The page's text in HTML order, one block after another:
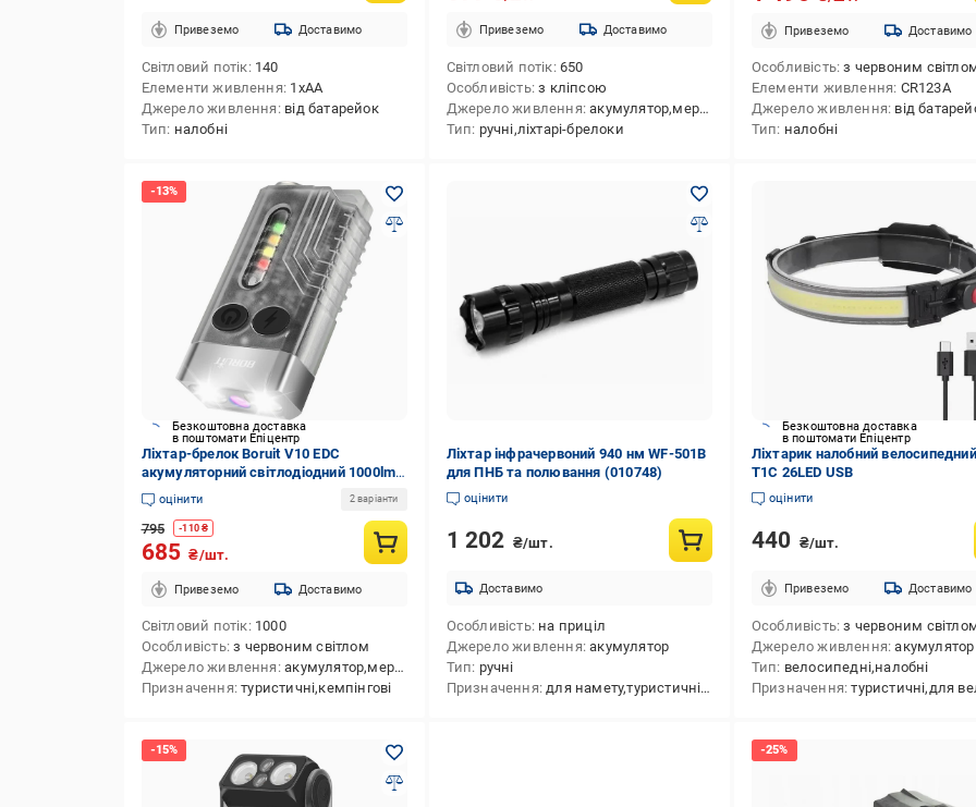
Привеземо Доставимо
Світловий потік 140
Елементи живлення 1xAA
Джерело живлення від батарейок
Тип налобні
Привеземо Доставимо
Світловий потік 650
Особливість з кліпсою
Джерело живлення акумулятор,мережа
Тип ручні,ліхтарі-брелоки
Привеземо Доставимо
Особливість з червоним
Елементи живлення CR123A
Джерело живлення від
Тип налобні
Безкоштовна доставка
в поштомати Епіцентр
Ліхтар-брелок Boruit V10 EDC
акумуляторний світлодіодний 1000lm
Type C IPX6 Прозорий (BORUIT-
V10WHITE)
оцінити 2 варіанти
795 -110₴
685 ₴/шт.
Привеземо Доставимо
Світловий потік 1000
Особливість з червоним світлом
Джерело живлення акумулятор,мережа
Призначення туристичні,кемпінгові
Ліхтар інфрачервоний 940 нм WF-501B
для ПНБ та полювання (010748)
оцінити
1 202 ₴/шт.
Доставимо
Особливість на приціл
Джерело живлення акумулятор
Тип ручні
Призначення для намету,туристичні,кемпінгові,тактичні
Безкоштовна доставка
в поштомати Епіцентр
Ліхтарик налобний
T1C 26LED USB
оцінити
440 ₴/шт.
Привеземо Доставимо
Особливість з червоним
Джерело живлення акумулятор
Тип велосипедні,налобні
Призначення туристичні,для